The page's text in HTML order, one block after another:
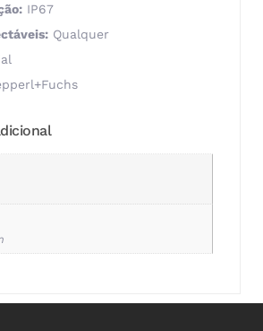
IP67
Qualquer